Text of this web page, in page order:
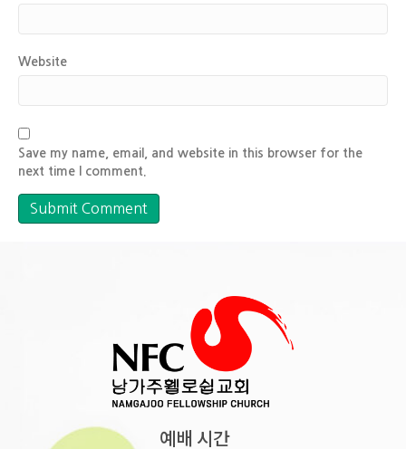
Website
Save my name, email, and website in this browser for the
next time I comment.
예배 시간